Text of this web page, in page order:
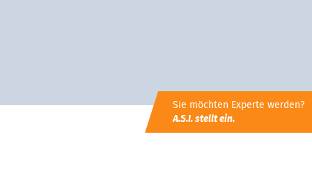
Sie möchten Experte werden?
A.S.I. stellt ein.